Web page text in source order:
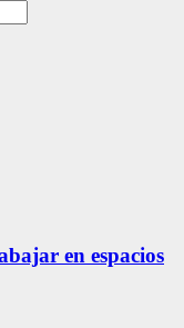
en espacios